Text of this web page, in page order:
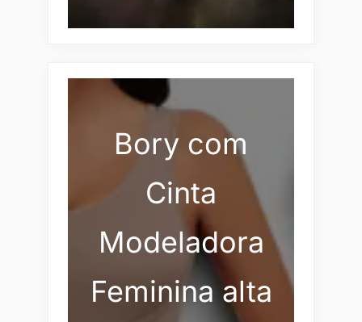
Bory com
Cinta
Modeladora
Feminina alta